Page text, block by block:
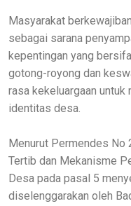
Masyarakat
sebagai sarana
kepentingan yang
gotong-royong dan
rasa kekeluargaan
identitas desa.
Menurut Permendes No
Tertib dan Mekanisme
Desa pada pasal 5
diselenggarakan oleh